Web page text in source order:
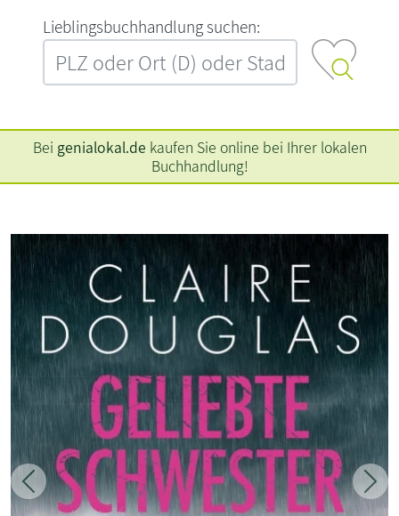
L‍i‍e‍b‍l‍i‍n‍g‍s‍b‍u‍c‍h‍h‍a‍n‍d‍l‍u‍n‍g‍ ‍s‍u‍c‍h‍e‍n‍:‍
Bei genialokal.de kaufen Sie online bei Ihrer lokalen
Buchhandlung!
Zurück